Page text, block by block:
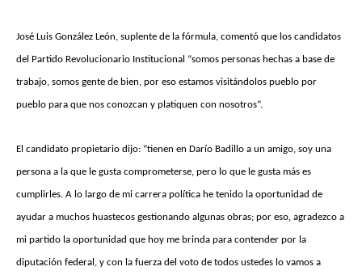
José Luis González León, suplente de la fórmula, comentó que los candidatos
del Partido Revolucionario Institucional “somos personas hechas a base de
trabajo, somos gente de bien, por eso estamos visitándolos pueblo por
pueblo para que nos conozcan y platiquen con nosotros”.
El candidato propietario dijo: “tienen en Darío Badillo a un amigo, soy una
persona a la que le gusta comprometerse, pero lo que le gusta más es
cumplirles. A lo largo de mi carrera política he tenido la oportunidad de
ayudar a muchos huastecos gestionando algunas obras; por eso, agradezco a
mi partido la oportunidad que hoy me brinda para contender por la
diputación federal, y con la fuerza del voto de todos ustedes lo vamos a